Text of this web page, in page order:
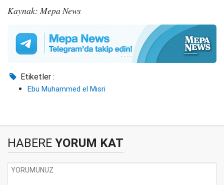
Kaynak: Mepa News
Etiketler :
Ebu Muhammed el Mısri
HABERE YORUM KAT